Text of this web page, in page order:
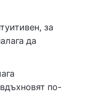
за
да
по-